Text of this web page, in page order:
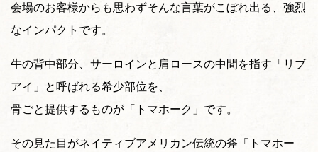
会場のお客様からも思わずそんな言葉がこぼれ出る、強烈
なインパクトです。
牛の背中部分、サーロインと肩ロースの中間を指す「リブ
アイ」と呼ばれる希少部位を、
骨ごと提供するものが「トマホーク」です。
その見た目がネイティブアメリカン伝統の斧「トマホー